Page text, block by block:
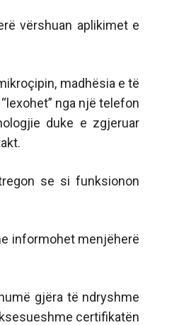
vërshuan aplikimet e
madhësia e të
nga një telefon
duke e zgjeruar
se si funksionon
informohet menjëherë
gjëra të ndryshme
certifikatën